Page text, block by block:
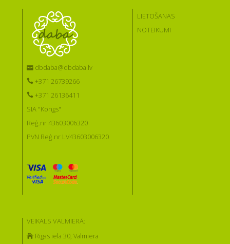
dbdaba@dbdaba.lv
+371 26739266
+371 26136411
SIA "Kongs"
Reģ.nr 43603006320
PVN Reģ.nr LV43603006320
LIETOŠANAS
NOTEIKUMI
VEIKALS VALMIERĀ:
Rīgas iela 30, Valmiera